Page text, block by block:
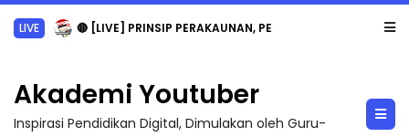
LIVE 🔴 [LIVE] PRINSIP PERAKAUNAN, PECUT SKOR SOALAN 1 TRIAL OLEH CIKGU WAN...
Akademi Youtuber
Inspirasi Pendidikan Digital, Dimulakan oleh Guru-